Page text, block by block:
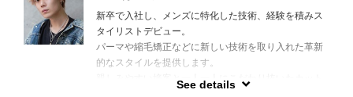
新卒で入社し、メンズに特化した技術、経験を積みス
タイリストデビュー。
パーマや縮毛矯正などに新しい技術を取り入れた革新
的なスタイルを提供します。
親しみやすい接客と一人一人にこだわり抜いたカット
See details